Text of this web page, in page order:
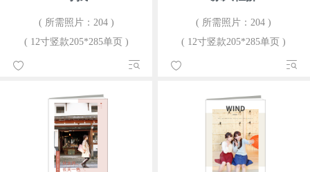
( 所需照片：204 )
( 12寸竖款205*285单页 )
( 所需照片：204 )
( 12寸竖款205*285单页 )